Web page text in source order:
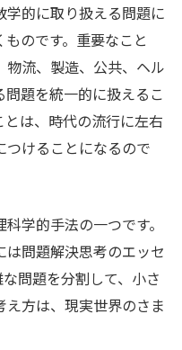
学的に取り扱える問題に
のです。重要なこと
流、製造、公共、ヘル
題を統一的に扱えるこ
は、時代の流行に左右
つけることになるので
学的手法の一つです。
問題解決思考のエッセ
問題を分割して、小さ
方は、現実世界のさま